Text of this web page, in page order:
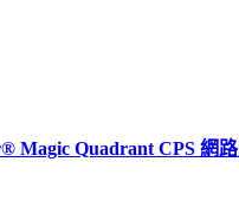
Magic Quadrant CPS 網